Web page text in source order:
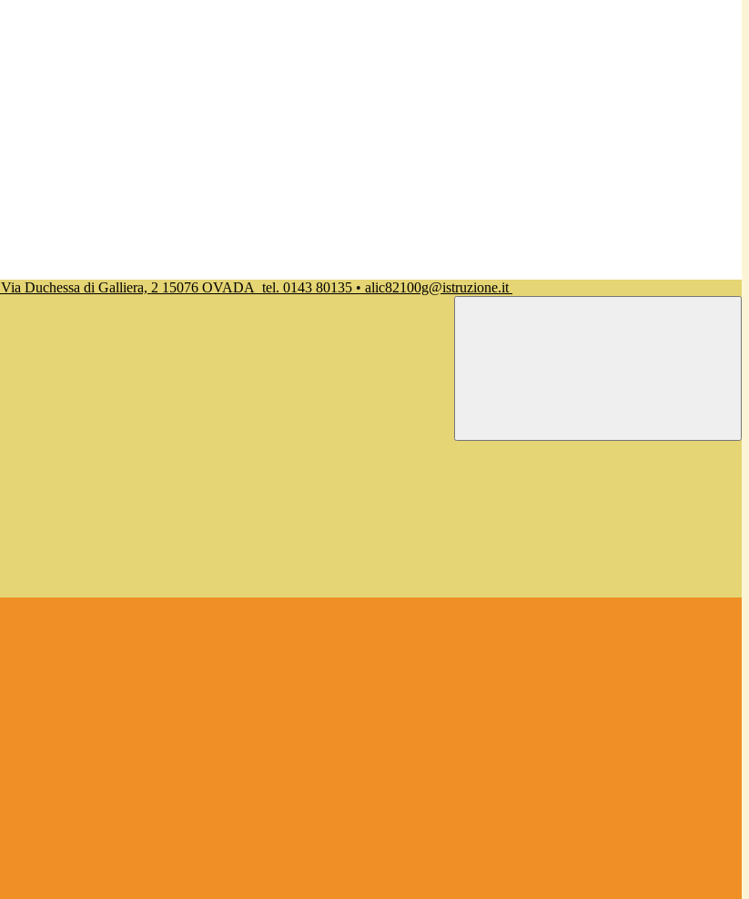
Via Duchessa di Galliera, 2 15076 OVADA tel. 0143 80135 • alic82100g@istruzione.it